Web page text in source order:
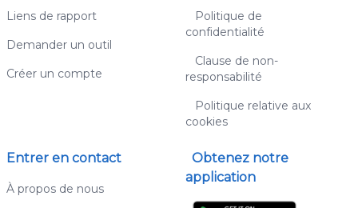
Liens de rapport
Demander un outil
Créer un compte
Politique de
confidentialité
Clause de non-
responsabilité
Politique relative aux
cookies
Entrer en contact
À propos de nous
Obtenez notre
application